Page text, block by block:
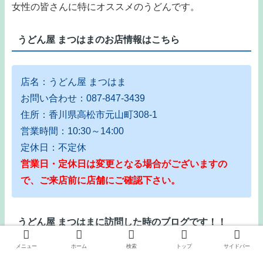
女性の皆さんに特にオススメのうどんです。
うどん屋 まつはまのお店情報はこちら
店名：うどん屋 まつはま
お問い合わせ：087-847-3439
住所：香川県高松市元山町308-1
営業時間：10:30～14:00
定休日：不定休
営業日・定休日は変更となる場合がございますの
で、ご来店前に店舗にご確認下さい。
うどん屋 まつはまに訪問した時のブログです！！
メニュー ホーム 検索 トップ サイドバー